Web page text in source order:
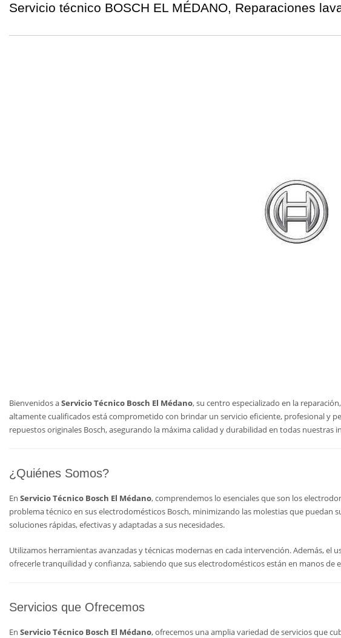
Servicio técnico BOSCH EL MÉDANO, Reparaciones
Bienvenidos aServicio Técnico Bosch El Médano, su centro especializado en la
altamente cualificados está comprometido con brindar un servicio eficiente, profesional y
repuestos originales Bosch, asegurando la máxima calidad y durabilidad en todas nuestras
¿Quiénes Somos?
En Servicio Técnico Bosch El Médano, comprendemos lo esenciales que son los
problema técnico en sus electrodomésticos Bosch, minimizando las molestias que
soluciones rápidas, efectivas y adaptadas a sus necesidades.
Utilizamos herramientas avanzadas y técnicas modernas en cada intervención. Además,
ofrecerle tranquilidad y confianza, sabiendo que sus electrodomésticos están en manos de
Servicios que Ofrecemos
En Servicio Técnico Bosch El Médano, ofrecemos una amplia variedad de servicios que